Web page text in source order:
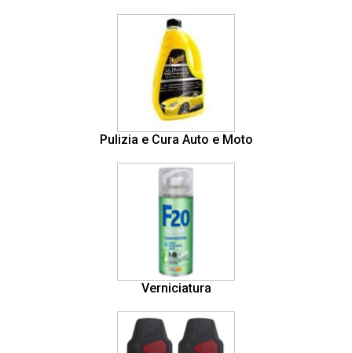
Pulizia e Cura Auto e Moto
Verniciatura